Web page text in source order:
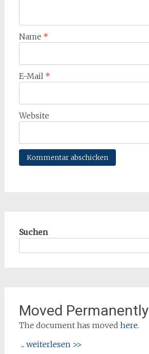
Name *
E-Mail *
Website
Suchen
Moved Permanently
The document has moved here.
... weiterlesen >>